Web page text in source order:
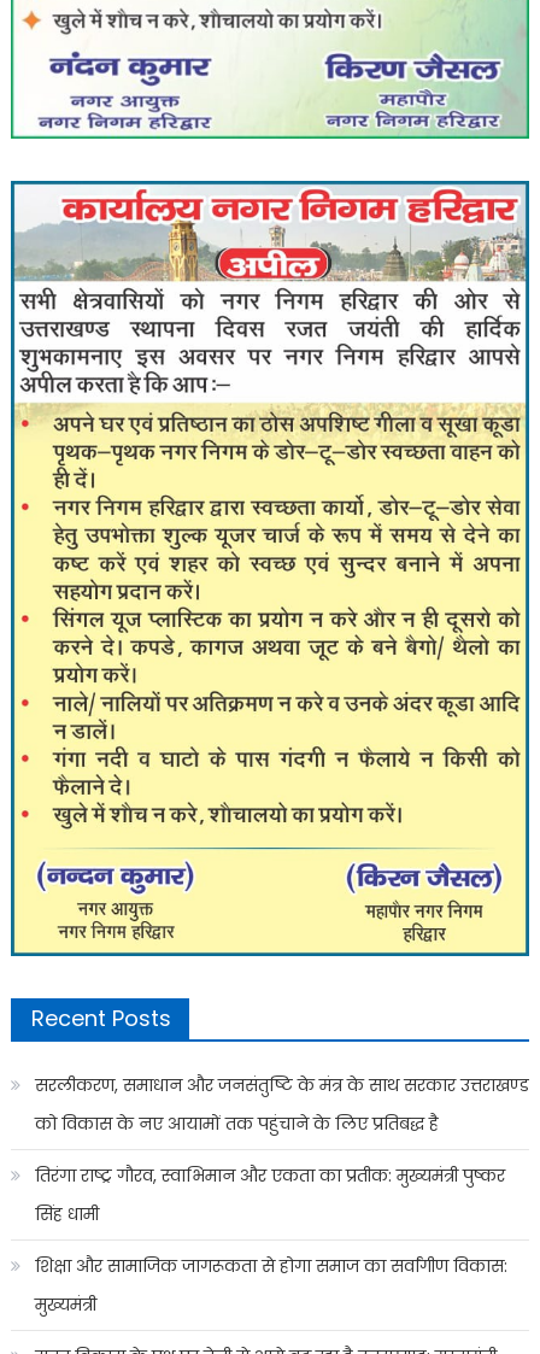
Recent Posts
सरलीकरण, समाधान और जनसंतुष्टि के मंत्र के साथ सरकार उत्तराखण्ड
को विकास के नए आयामों तक पहुंचाने के लिए प्रतिबद्ध है
तिरंगा राष्ट्र गौरव, स्वाभिमान और एकता का प्रतीक: मुख्यमंत्री पुष्कर
सिंह धामी
शिक्षा और सामाजिक जागरूकता से होगा समाज का सर्वांगीण विकास:
मुख्यमंत्री